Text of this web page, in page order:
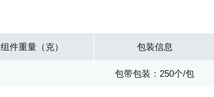
组件重量（克） 包装信息
包带包装：250个/包